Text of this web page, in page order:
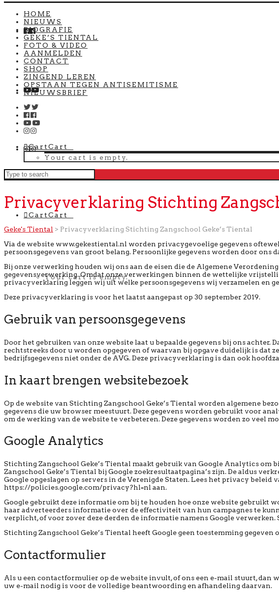
CartCart
Your cart is empty.
HOME
NIEUWS
BIOGRAFIE
GEKE’S TIENTAL
FOTO & VIDEO
AANMELDEN
CONTACT
SHOP
ZINGEND LEREN
OPSTAAN TEGEN ANTISEMITISME
NIEUWSBRIEF
CartCart
Your cart is empty.
Privacyverklaring Stichting
Geke's Tiental > Privacyverklaring Stichting Zangschool Geke’s Tiental
Via de website www.gekestiental.nl worden privacygevoelige gegevens
persoonsgegevens van groot belang. Persoonlijke gegevens worden door ons
Bij onze verwerking houden wij ons aan de eisen die de Algemene
gegevensverwerking. Omdat onze verwerkingen binnen de wettelijke
privacyverklaring leggen wij uit welke persoonsgegevens wij verzamelen en
Deze privacyverklaring is voor het laatst aangepast op 30 september 2019.
Gebruik van persoonsgegevens
Door het gebruiken van onze website laat u bepaalde gegevens bij ons
rechtstreeks door u worden opgegeven of waarvan bij opgave duidelijk is dat
bedrijfsgegevens niet onder de AVG. Deze privacyverklaring is dan ook
In kaart brengen websitebezoek
Op de website van Stichting Zangschool Geke’s Tiental worden algemene
gegevens die uw browser meestuurt. Deze gegevens worden gebruikt voor
om de werking van de website te verbeteren. Deze gegevens worden zo veel
Google Analytics
Stichting Zangschool Geke’s Tiental maakt gebruik van Google Analytics
Zangschool Geke’s Tiental bij Google zoekresultaatpagina’s zijn. De aldus
Google opgeslagen op servers in de Verenigde Staten. Lees het privacy
https://policies.google.com/privacy?hl=nl aan.
Google gebruikt deze informatie om bij te houden hoe onze website gebruikt
haar adverteerders informatie over de effectiviteit van hun campagnes te
verplicht, of voor zover deze derden de informatie namens Google
Stichting Zangschool Geke’s Tiental heeft Google geen toestemming
Contactformulier
Als u een contactformulier op de website invult, of ons een e-mail stuurt, dan
uw e-mail nodig is voor de volledige beantwoording en afhandeling daarvan.